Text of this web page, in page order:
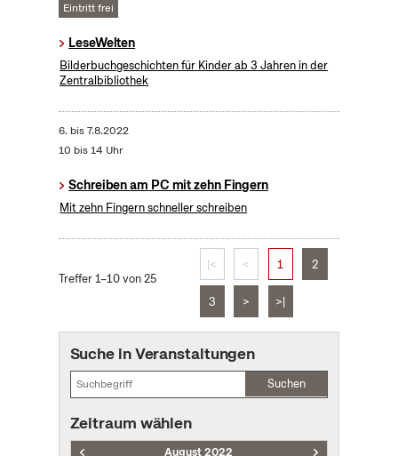
Eintritt frei
LeseWelten
Bilderbuchgeschichten für Kinder ab 3 Jahren in der
Zentralbibliothek
6. bis7.8.2022
10 bis 14 Uhr
Schreiben am PC mit zehn Fingern
Mit zehn Fingern schneller schreiben
Treffer 1–10 von 25
|< < 1 2
3 > >|
Suche in Veranstaltungen
Suchen
Zeitraum wählen
August 2022